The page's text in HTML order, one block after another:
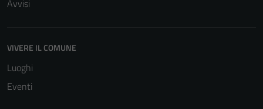
Avvisi
VIVERE IL COMUNE
Luoghi
Eventi